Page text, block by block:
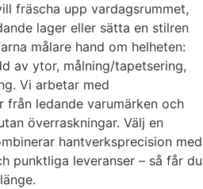
fräscha upp vardagsrummet,
lager eller sätta en stilren
målare hand om helheten:
av ytor, målning/tapetsering,
Vi arbetar med
från ledande varumärken och
överraskningar. Välj en
hantverksprecision med
punktliga leveranser – så får du